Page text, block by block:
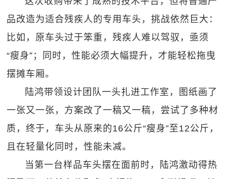
品改造为适合残疾人的专用车头，挑战依然巨大：
比如，原车头过于笨重，残疾人难以驾驭，亟须
“瘦身”；同时，性能必须大幅提升，才能轻松拖曳
摆摊车厢。
陆鸿带领设计团队一头扎进工作室，图纸画了
一张又一张，方案改了一稿又一稿，尝试了多种材
质，终于，车头从原来的16公斤“瘦身”至12公斤，
且在轻量化同时，性能未减。
当第一台样品车头摆在面前时，陆鸿激动得热